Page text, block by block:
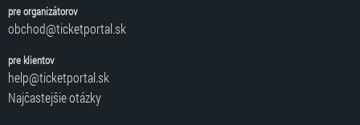
pre organizátorov
obchod@ticketportal.sk
pre klientov
help@ticketportal.sk
Najčastejšie otázky